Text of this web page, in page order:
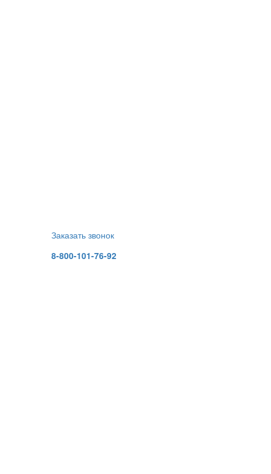
Заказать звонок
8-800-101-76-92